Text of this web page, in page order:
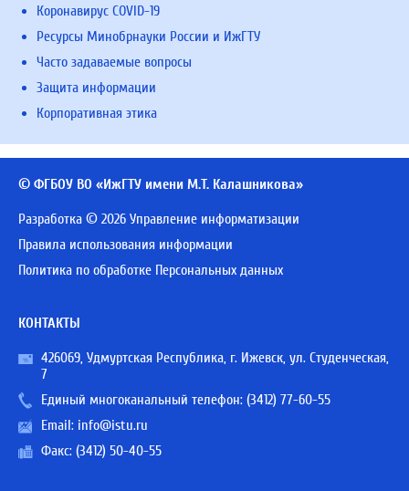
Коронавирус COVID-19
Ресурсы Минобрнауки России и ИжГТУ
Часто задаваемые вопросы
Защита информации
Корпоративная этика
© ФГБОУ ВО «ИжГТУ имени М.Т. Калашникова»
Разработка © 2026 Управление информатизации
Правила использования информации
Политика по обработке Персональных данных
КОНТАКТЫ
426069, Удмуртская Республика, г. Ижевск, ул. Студенческая,
7
Единый многоканальный телефон: (3412) 77-60-55
Email: info@istu.ru
Факс: (3412) 50-40-55